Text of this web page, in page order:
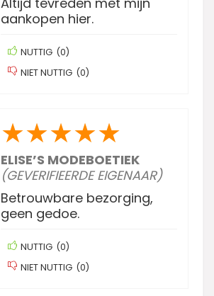
aankopen hier.
NUTTIG (0)
NIET NUTTIG (0)
★★★★★
ELISE’S MODEBOETIEK
(GEVERIFIEERDE EIGENAAR)
Betrouwbare bezorging,
geen gedoe.
NUTTIG (0)
NIET NUTTIG (0)